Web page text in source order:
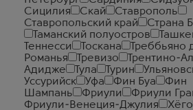
Сицилия
Скай
Ставрополь
Ставропольский край
Страна
Таманский полуостров
Теннесси
Тоскана
Треббьяно
Романья
Тревизо
Трентино-
Адидже
Тула Турин
Уссурийск
Уфа Фин Буа
Фин
Шампань
Фриули
Фриули
Фриули-Венеция-Джулия
Хёго